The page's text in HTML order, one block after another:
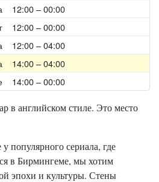
в английском стиле. Это место
популярного сериала, где
в Бирмингеме, мы хотим
эпохи и культуры. Стены
12:00 – 00:00
12:00 – 00:00
12:00 – 04:00
14:00 – 04:00
14:00 – 00:00